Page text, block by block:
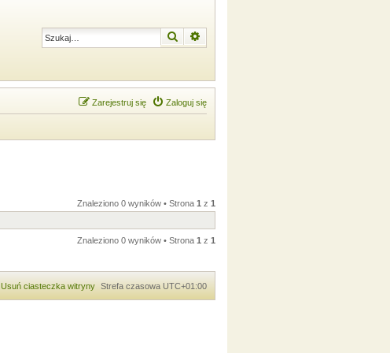
Szukaj
Zaloguj się
Zarejestruj się
Znaleziono 0 wyników • Strona 1 z 1
Znaleziono 0 wyników • Strona 1 z 1
Strefa czasowa UTC+01:00
Usuń ciasteczka witryny